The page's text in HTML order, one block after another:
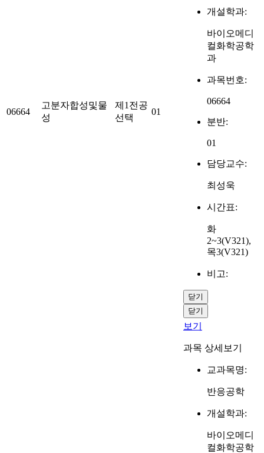
06664
고분자합성및물
성
제1전공
선택
01
개설학과:
바이오메디
컬화학공학
과
과목번호:
06664
분반:
01
담당교수:
최성욱
시간표:
화
2~3(V321),
목3(V321)
비고:
닫기
닫기
보기
과목 상세보기
교과목명:
반응공학
개설학과:
바이오메디
컬화학공학